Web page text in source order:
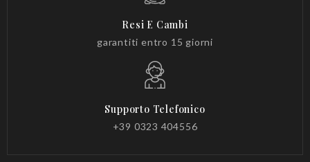
Resi E Cambi
garantiti entro 15 giorni
Supporto Telefonico
+39 0323 404556